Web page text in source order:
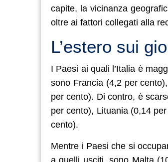
capite, la vicinanza
oltre ai fattori collegati alla
L’estero sui
I Paesi ai quali l’Italia è
sono Francia (4,2 per
per cento). Di contro, è
per cento), Lituania (0,14
cento).
Mentre i Paesi che si
a quelli usciti, sono Malta